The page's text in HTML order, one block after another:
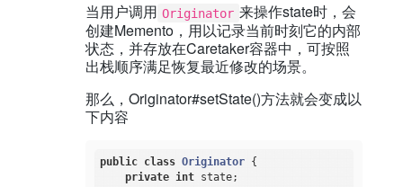
当用户调用 Originator 来操作state时，会
创建Memento，用以记录当前时刻它的内部
状态，并存放在Caretaker容器中，可按照
出栈顺序满足恢复最近修改的场景。
那么，Originator#setState()方法就会变成以
下内容
public class Originator {
private int state;